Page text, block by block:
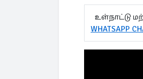
உள்நாட்டு
WHATSAPP